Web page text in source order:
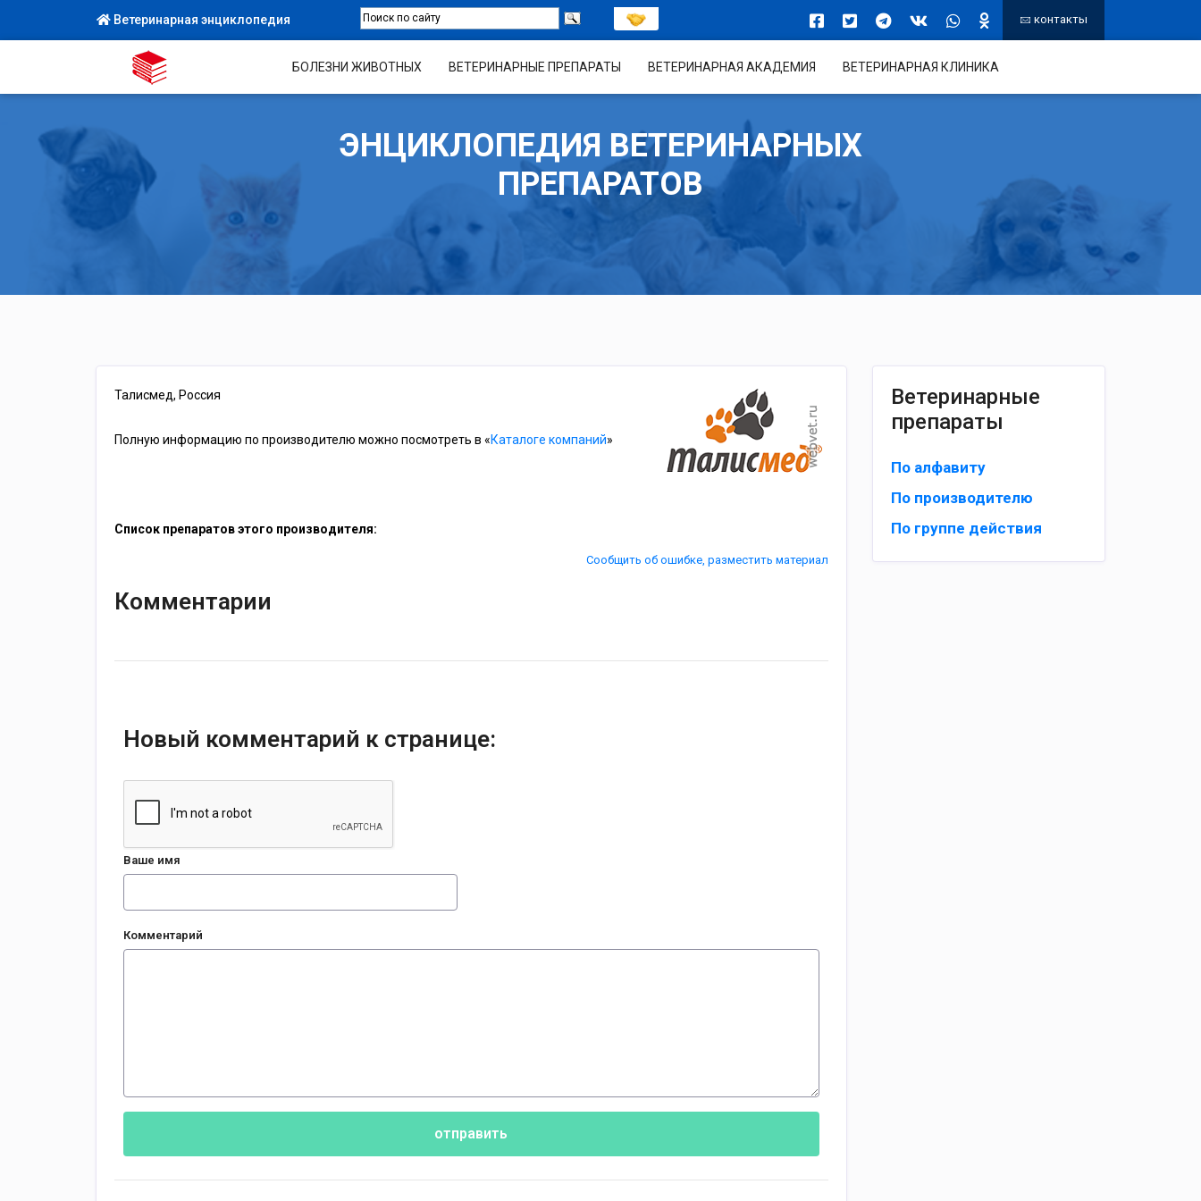
Ветеринарная энциклопедия контакты
БОЛЕЗНИ ЖИВОТНЫХ ВЕТЕРИНАРНЫЕ ПРЕПАРАТЫ ВЕТЕРИНАРНАЯ АКАДЕМИЯ ВЕТЕРИНАРНАЯ КЛИНИКА
ЭНЦИКЛОПЕДИЯ ВЕТЕРИНАРНЫХ
ПРЕПАРАТОВ
Талисмед, Россия
Полную информацию по производителю можно посмотреть в «Каталоге компаний»
Список препаратов этого производителя:
Сообщить об ошибке, разместить материал
Комментарии
Новый комментарий к странице:
Ваше имя
Комментарий
отправить
Ветеринарные
препараты
По алфавиту
По производителю
По группе действия